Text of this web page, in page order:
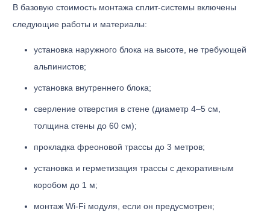
В базовую стоимость монтажа сплит-системы включены
следующие работы и материалы:
установка наружного блока на высоте, не требующей
альпинистов;
установка внутреннего блока;
сверление отверстия в стене (диаметр 4–5 см,
толщина стены до 60 см);
прокладка фреоновой трассы до 3 метров;
установка и герметизация трассы с декоративным
коробом до 1 м;
монтаж Wi-Fi модуля, если он предусмотрен;